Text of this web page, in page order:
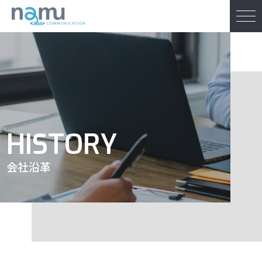
HISTORY
会社沿革